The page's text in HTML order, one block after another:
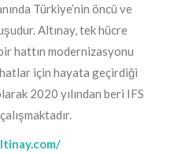
Türkiye’nin öncü ve
Altınay, tek hücre
hattın modernizasyonu
için hayata geçirdiği
2020 yılından beri IFS